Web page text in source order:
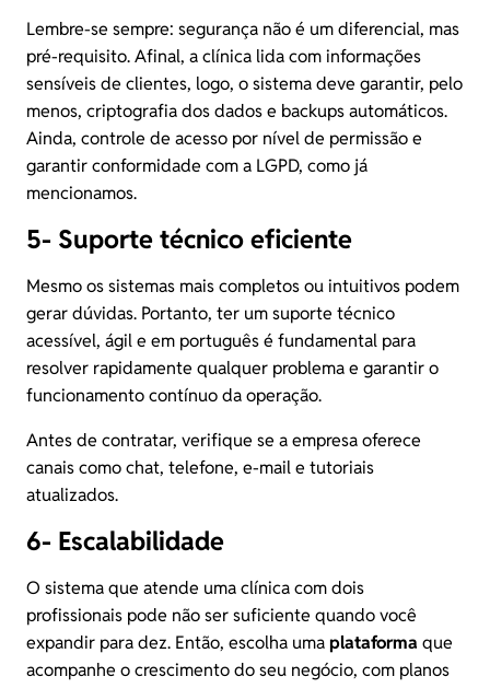
Lembre-se sempre: segurança não é um diferencial, mas
pré-requisito. Afinal, a clínica lida com informações
sensíveis de clientes, logo, o sistema deve garantir, pelo
menos, criptografia dos dados e backups automáticos.
Ainda, controle de acesso por nível de permissão e
garantir conformidade com a LGPD, como já
mencionamos.
5- Suporte técnico eficiente
Mesmo os sistemas mais completos ou intuitivos podem
gerar dúvidas. Portanto, ter um suporte técnico
acessível, ágil e em português é fundamental para
resolver rapidamente qualquer problema e garantir o
funcionamento contínuo da operação.
Antes de contratar, verifique se a empresa oferece
canais como chat, telefone, e-mail e tutoriais
atualizados.
6- Escalabilidade
O sistema que atende uma clínica com dois
profissionais pode não ser suficiente quando você
expandir para dez. Então, escolha umaplataformaque
acompanhe o crescimento do seu negócio, com planos